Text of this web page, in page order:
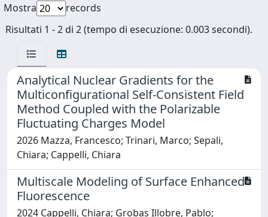
Mostra
records
Risultati 1 - 2 di 2 (tempo di esecuzione: 0.003 secondi).
Analytical Nuclear Gradients for the
Multiconfigurational Self-Consistent Field
Method Coupled with the Polarizable
Fluctuating Charges Model
2026 Mazza, Francesco; Trinari, Marco; Sepali,
Chiara; Cappelli, Chiara
Multiscale Modeling of Surface Enhanced
Fluorescence
2024 Cappelli, Chiara; Grobas Illobre, Pablo;